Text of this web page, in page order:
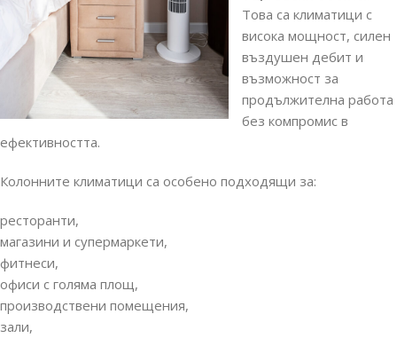
Това са климатици с
висока мощност, силен
въздушен дебит и
възможност за
продължителна работа
без компромис в
ефективността.
Колонните климатици са особено подходящи за:
ресторанти,
магазини и супермаркети,
фитнеси,
офиси с голяма площ,
производствени помещения,
зали,